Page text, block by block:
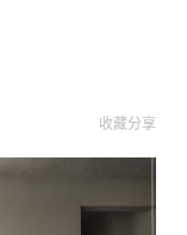
收藏分享